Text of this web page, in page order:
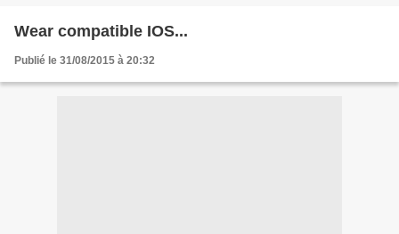
Wear compatible IOS...
Publié le 31/08/2015 à 20:32